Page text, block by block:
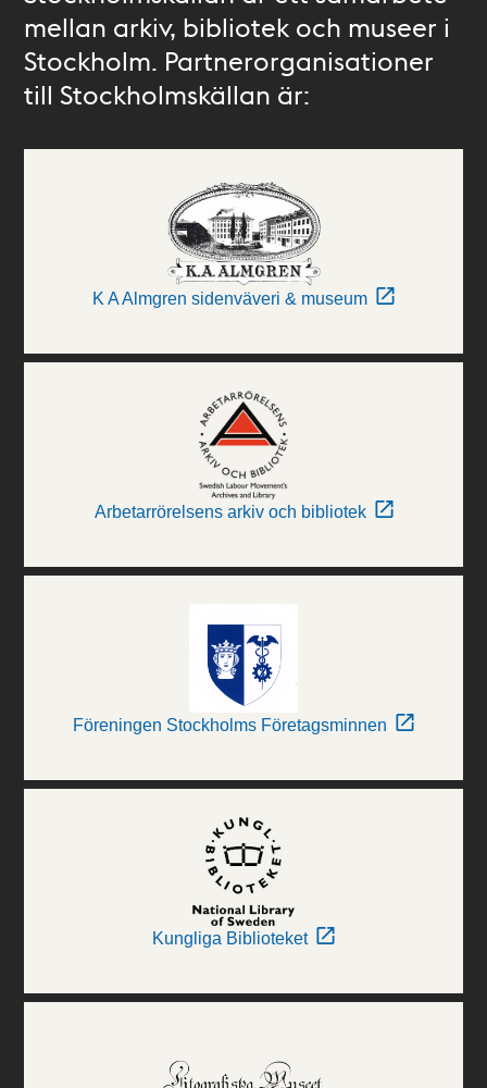
mellan arkiv, bibliotek och museer i
Stockholm. Partnerorganisationer
till Stockholmskällan är:
K A Almgren sidenväveri & museum
Arbetarrörelsens arkiv och bibliotek
Föreningen Stockholms Företagsminnen
Kungliga Biblioteket